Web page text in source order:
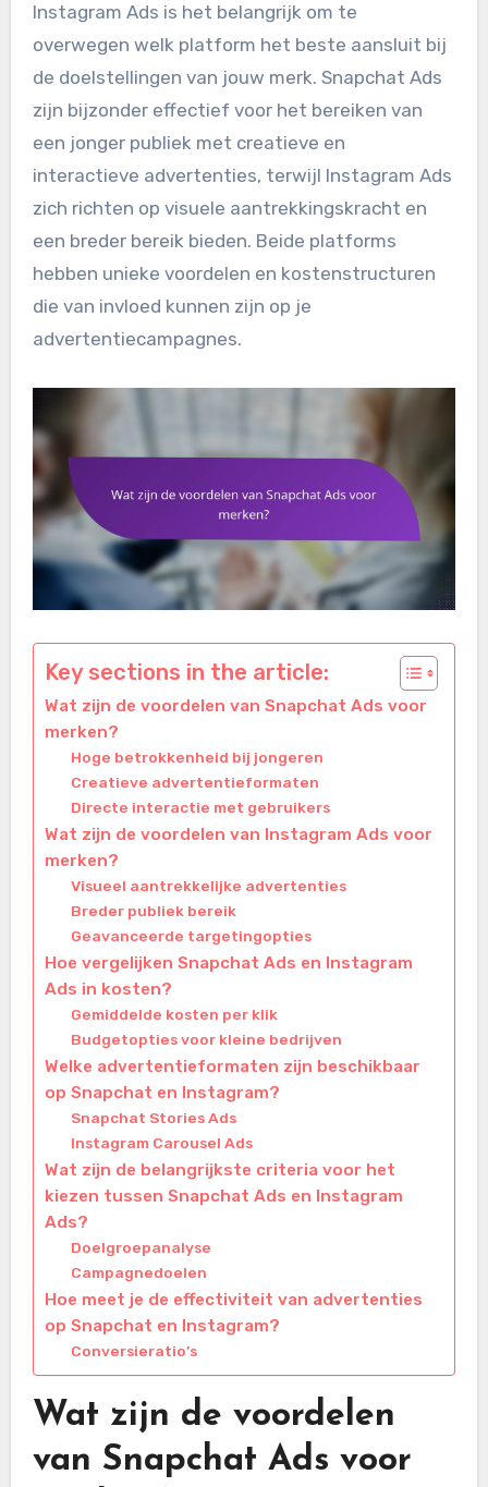
Instagram Ads is het belangrijk om te
overwegen welk platform het beste aansluit bij
de doelstellingen van jouw merk. Snapchat Ads
zijn bijzonder effectief voor het bereiken van
een jonger publiek met creatieve en
interactieve advertenties, terwijl Instagram Ads
zich richten op visuele aantrekkingskracht en
een breder bereik bieden. Beide platforms
hebben unieke voordelen en kostenstructuren
die van invloed kunnen zijn op je
advertentiecampagnes.
Key sections in the article:
Wat zijn de voordelen van Snapchat Ads voor
merken?
Hoge betrokkenheid bij jongeren
Creatieve advertentieformaten
Directe interactie met gebruikers
Wat zijn de voordelen van Instagram Ads voor
merken?
Visueel aantrekkelijke advertenties
Breder publiek bereik
Geavanceerde targetingopties
Hoe vergelijken Snapchat Ads en Instagram
Ads in kosten?
Gemiddelde kosten per klik
Budgetopties voor kleine bedrijven
Welke advertentieformaten zijn beschikbaar
op Snapchat en Instagram?
Snapchat Stories Ads
Instagram Carousel Ads
Wat zijn de belangrijkste criteria voor het
kiezen tussen Snapchat Ads en Instagram
Ads?
Doelgroepanalyse
Campagnedoelen
Hoe meet je de effectiviteit van advertenties
op Snapchat en Instagram?
Conversieratio’s
Wat zijn de voordelen
van Snapchat Ads voor